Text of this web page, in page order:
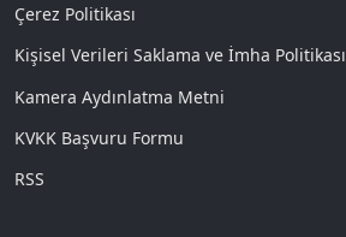
Çerez Politikası
Kişisel Verileri Saklama ve İmha Politikası
Kamera Aydınlatma Metni
KVKK Başvuru Formu
RSS